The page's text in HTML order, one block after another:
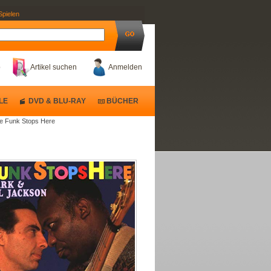
Anmelden
Artikel suchen
Funk Stops Here
DVD & BLU-RAY BÜCHER